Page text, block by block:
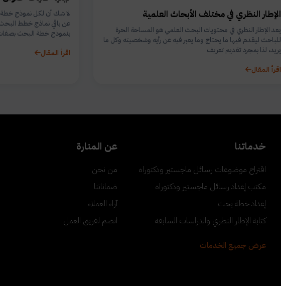
الإطار النظري في مختلف الأبحاث العلمية
يعد الإطار النظري في محتويات البحث العلمي هو المساحة الحرة
للباحث ليقدم فيها ما يحتاج وما يعبر فيه عن رأيه وشخصيته وكل ما
يريد، لذا بمجرد تقديم تعريف
اقرأ المقال
لا شك أن لكل نموذج خطة
عن باقي نماذج خطط
بنموذج خطة البحث
اقرأ المقال
خدماتنا
اقتراح موضوعات رسائل ماجستير ودكتوراه
مكتب إعداد رسائل ماجستير ودكتوراه
إعداد خطة بحث
كتابة الإطار النظري والدراسات السابقة
عرض جميع الخدمات
عن المنارة
من نحن
ضماناتنا
آراء العملاء
انضم لفريق العمل